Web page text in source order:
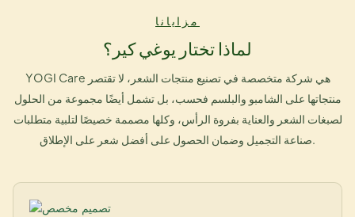
مزايانا
لماذا تختار يوغي كير؟
YOGI Care هي شركة متخصصة في تصنيع منتجات الشعر، لا تقتصر
منتجاتها على الشامبو والبلسم فحسب، بل تشمل أيضًا مجموعة من الحلول
لصبغات الشعر والعناية بفروة الرأس، وكلها مصممة خصيصًا لتلبية متطلبات